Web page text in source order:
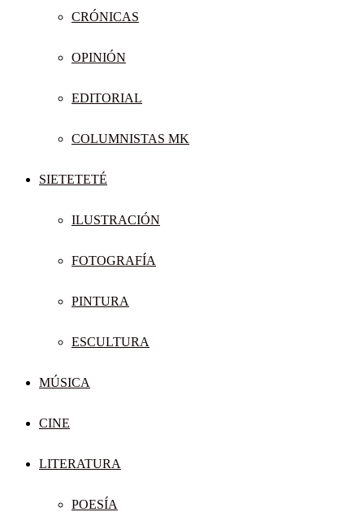
CRÓNICAS
OPINIÓN
EDITORIAL
COLUMNISTAS MK
SIETETETÉ
ILUSTRACIÓN
FOTOGRAFÍA
PINTURA
ESCULTURA
MÚSICA
CINE
LITERATURA
POESÍA